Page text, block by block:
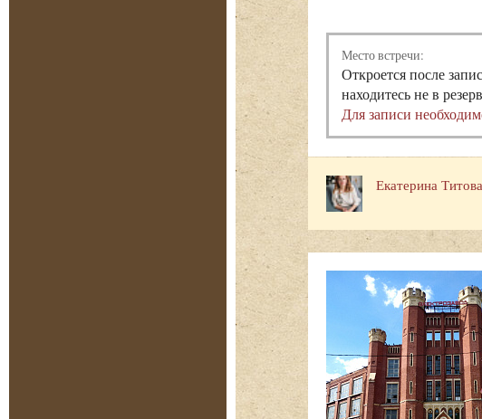
Место встречи:
Откроется после
находитесь не в
Для записи
Екатерина Титова